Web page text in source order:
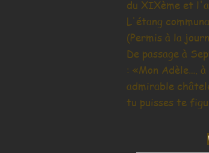
du XIXème et
L'étang
(Permis à la
De passage à
: «Mon Adèle….
admirable
tu puisses te